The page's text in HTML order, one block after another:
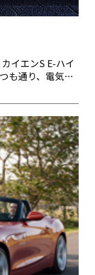
イエンS E-ハイ
も通り、電気
インディング
な足を披露。軽
る。このクルマ
から約1時間
をまとう由緒あ
調和した静謐な